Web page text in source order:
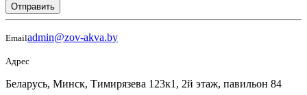
Отправить
Emailadmin@zov-akva.by
Адрес
Беларусь, Минск, Тимирязева 123к1, 2й этаж, павильон 84